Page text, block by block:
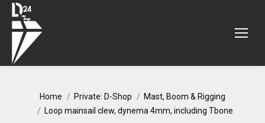
Home Private: D-Shop
Mast, Boom & Rigging
Loop mainsail clew, dynema 4mm, including Tbone